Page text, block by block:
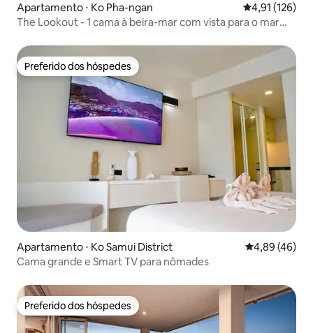
Apartamento ⋅ Ko Pha-ngan 4,91 de uma
4,91 (126)
The Lookout - 1 cama à beira-mar com vista para o mar
Preferido dos hóspedes
Preferido dos hóspedes
Apartamento ⋅ Ko Samui District 4,89 de uma
4,89 (46)
Cama grande e Smart TV para nômades
Preferido dos hóspedes
Preferido dos hóspedes